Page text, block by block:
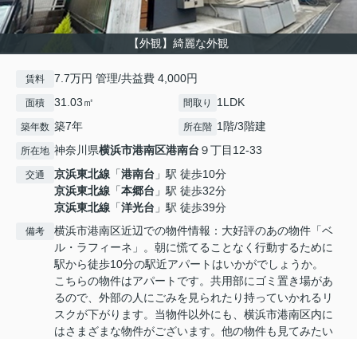
【外観】綺麗な外観
賃料 7.7万円 管理/共益費 4,000円
面積 31.03㎡ 間取り 1LDK
築年数 築7年 所在階 1階/3階建
所在地 神奈川県横浜市港南区港南台 ９丁目12-33
交通 京浜東北線 「港南台 」駅 徒歩10分
京浜東北線 「本郷台 」駅 徒歩32分
京浜東北線 「洋光台 」駅 徒歩39分
備考
横浜市港南区近辺での物件情報：大好評のあの物件「ベ
ル・ラフィーネ」。朝に慌てることなく行動するために
駅から徒歩10分の駅近アパートはいかがでしょうか。
こちらの物件はアパートです。共用部にゴミ置き場があ
るので、外部の人にごみを見られたり持っていかれるリ
スクが下がります。当物件以外にも、横浜市港南区内に
はさまざまな物件がございます。他の物件も見てみたい